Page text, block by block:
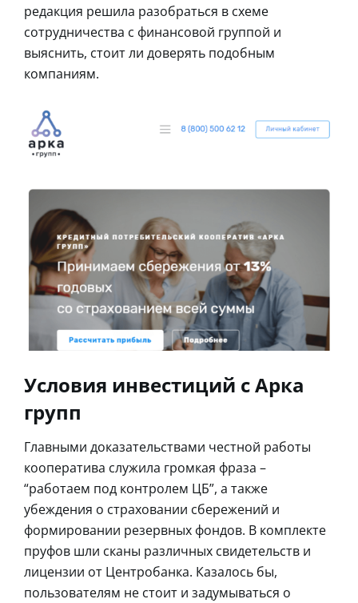
редакция решила разобраться в схеме
сотрудничества с финансовой группой и
выяснить, стоит ли доверять подобным
компаниям.
Условия инвестиций с Арка
групп
Главными доказательствами честной работы
кооператива служила громкая фраза –
“работаем под контролем ЦБ”, а также
убеждения о страховании сбережений и
формировании резервных фондов. В комплекте
пруфов шли сканы различных свидетельств и
лицензии от Центробанка. Казалось бы,
пользователям не стоит и задумываться о